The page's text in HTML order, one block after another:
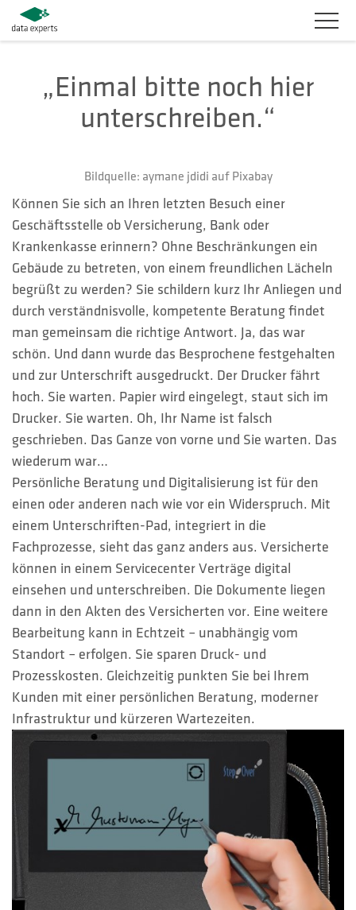
PRODUKTLÖSUNGEN
KUNDENBEREICH
KONTAKT
HOTLINES
Suche
„Einmal bitte noch hier
unterschreiben.“
Bildquelle: aymane jdidi auf Pixabay
Können Sie sich an Ihren letzten Besuch einer
Geschäftsstelle ob Versicherung, Bank oder
Krankenkasse erinnern? Ohne Beschränkungen ein
Gebäude zu betreten, von einem freundlichen Lächeln
begrüßt zu werden? Sie schildern kurz Ihr Anliegen und
durch verständnisvolle, kompetente Beratung findet
man gemeinsam die richtige Antwort. Ja, das war
schön. Und dann wurde das Besprochene festgehalten
und zur Unterschrift ausgedruckt. Der Drucker fährt
hoch. Sie warten. Papier wird eingelegt, staut sich im
Drucker. Sie warten. Oh, Ihr Name ist falsch
geschrieben. Das Ganze von vorne und Sie warten. Das
wiederum war…
Persönliche Beratung und Digitalisierung ist für den
einen oder anderen nach wie vor ein Widerspruch. Mit
einem Unterschriften-Pad, integriert in die
Fachprozesse, sieht das ganz anders aus. Versicherte
können in einem Servicecenter Verträge digital
einsehen und unterschreiben. Die Dokumente liegen
dann in den Akten des Versicherten vor. Eine weitere
Bearbeitung kann in Echtzeit – unabhängig vom
Standort – erfolgen. Sie sparen Druck- und
Prozesskosten. Gleichzeitig punkten Sie bei Ihrem
Kunden mit einer persönlichen Beratung, moderner
Infrastruktur und kürzeren Wartezeiten.